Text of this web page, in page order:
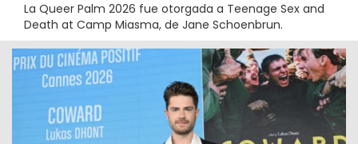
La Queer Palm 2026 fue otorgada a Teenage Sex and
Death at Camp Miasma, de Jane Schoenbrun.